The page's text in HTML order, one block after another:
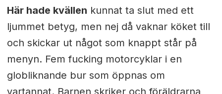
Här hade kvällen kunnat ta slut med ett
ljummet betyg, men nej då vaknar köket till
och skickar ut något som knappt står på
menyn. Fem fucking motorcyklar i en
globliknande bur som öppnas om